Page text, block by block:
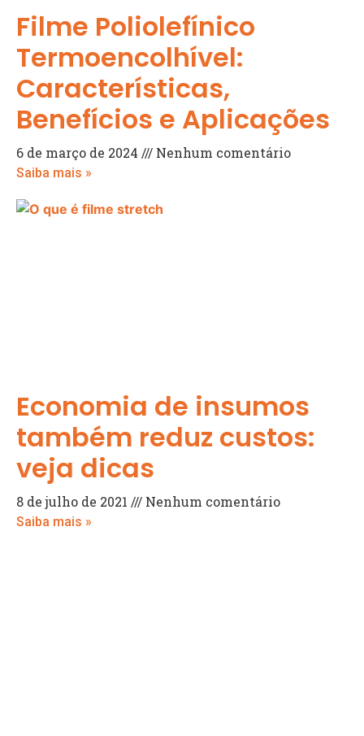
Filme Poliolefínico
Termoencolhível:
Características,
Benefícios e Aplicações
6 de março de 2024 Nenhum comentário
Saiba mais »
Economia de insumos
também reduz custos:
veja dicas
8 de julho de 2021 Nenhum comentário
Saiba mais »